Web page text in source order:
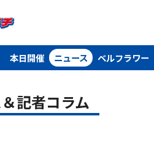
本日開催 ニュース ベルフラワー
記者コラム